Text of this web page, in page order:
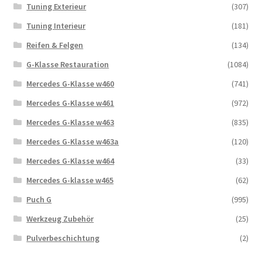
Tuning Exterieur
(307)
Tuning Interieur
(181)
Reifen & Felgen
(134)
G-Klasse Restauration
(1084)
Mercedes G-Klasse w460
(741)
Mercedes G-Klasse w461
(972)
Mercedes G-Klasse w463
(835)
Mercedes G-Klasse w463a
(120)
Mercedes G-Klasse w464
(33)
Mercedes G-klasse w465
(62)
Puch G
(995)
Werkzeug Zubehör
(25)
Pulverbeschichtung
(2)